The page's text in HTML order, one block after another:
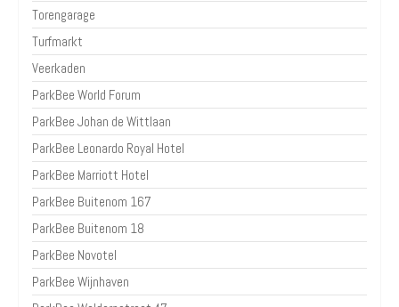
Torengarage
Turfmarkt
Veerkaden
ParkBee World Forum
ParkBee Johan de Wittlaan
ParkBee Leonardo Royal Hotel
ParkBee Marriott Hotel
ParkBee Buitenom 167
ParkBee Buitenom 18
ParkBee Novotel
ParkBee Wijnhaven